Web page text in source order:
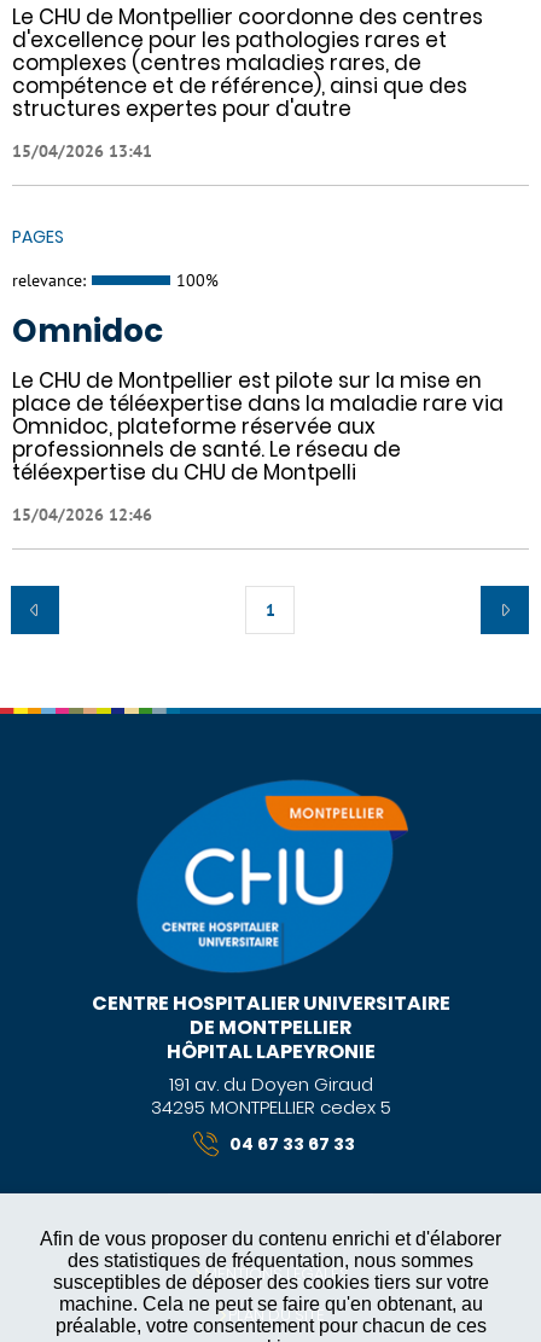
Afin de vous proposer du contenu enrichi et d'élaborer
des statistiques de fréquentation, nous sommes
susceptibles de déposer des cookies tiers sur votre
machine. Cela ne peut se faire qu'en obtenant, au
préalable, votre consentement pour chacun de ces
Le CHU de Montpellier coordonne des centres
d'excellence pour les pathologies rares et
complexes (centres maladies rares, de
compétence et de référence), ainsi que des
structures expertes pour d'autre
15/04/2026 13:41
PAGES
relevance: 100%
Omnidoc
Le CHU de Montpellier est pilote sur la mise en
place de téléexpertise dans la maladie rare via
Omnidoc, plateforme réservée aux
professionnels de santé. Le réseau de
téléexpertise du CHU de Montpelli
15/04/2026 12:46
1
CENTRE HOSPITALIER UNIVERSITAIRE
DE MONTPELLIER
HÔPITAL LAPEYRONIE
191 av. du Doyen Giraud
34295 MONTPELLIER cedex 5
04 67 33 67 33
MENTIONS LÉGALES
PLAN DU SITE